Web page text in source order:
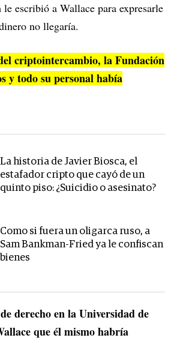
escribió a Wallace para expresarle
no llegaría.
criptointercambio, la Fundación
y todo su personal había
La historia de Javier Biosca, el
estafador cripto que cayó de un
quinto piso: ¿Suicidio o asesinato?
Como si fuera un oligarca ruso, a
Sam Bankman-Fried ya le confiscan
bienes
derecho en la Universidad de
que él mismo habría